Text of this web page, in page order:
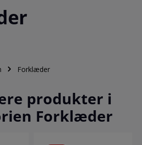
Forklæder
produkter i
Forklæder